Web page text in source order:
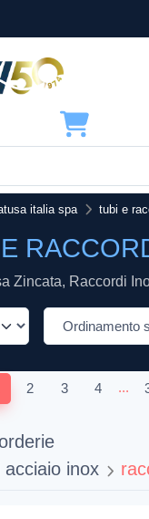
italia spa tubi e
Zincata, Raccordi
2 3 4 ...
acciaio inox